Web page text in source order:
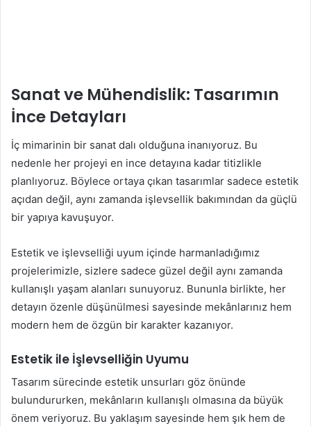
Sanat ve Mühendislik: Tasarımın
İnce Detayları
İç mimarinin bir sanat dalı olduğuna inanıyoruz. Bu
nedenle her projeyi en ince detayına kadar titizlikle
planlıyoruz. Böylece ortaya çıkan tasarımlar sadece estetik
açıdan değil, aynı zamanda işlevsellik bakımından da güçlü
bir yapıya kavuşuyor.
Estetik ve işlevselliği uyum içinde harmanladığımız
projelerimizle, sizlere sadece güzel değil aynı zamanda
kullanışlı yaşam alanları sunuyoruz. Bununla birlikte, her
detayın özenle düşünülmesi sayesinde mekânlarınız hem
modern hem de özgün bir karakter kazanıyor.
Estetik ile İşlevselliğin Uyumu
Tasarım sürecinde estetik unsurları göz önünde
bulundururken, mekânların kullanışlı olmasına da büyük
önem veriyoruz. Bu yaklaşım sayesinde hem şık hem de